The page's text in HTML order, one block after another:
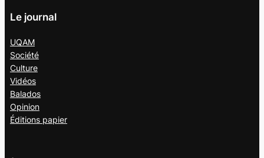
Le journal
UQAM
Société
Culture
Vidéos
Balados
Opinion
Éditions papier